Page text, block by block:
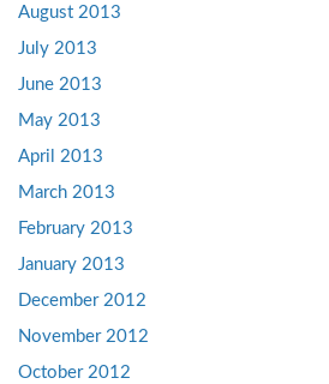
August 2013
July 2013
June 2013
May 2013
April 2013
March 2013
February 2013
January 2013
December 2012
November 2012
October 2012